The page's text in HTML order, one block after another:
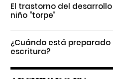
El trastorno del
niño “torpe”
¿Cuándo está preparado
escritura?